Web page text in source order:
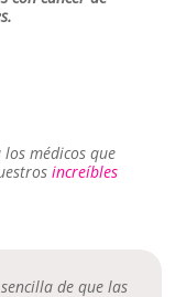
médicos que
increíbles
de que las